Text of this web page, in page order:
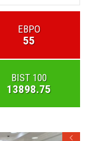
ЕВРО
55
BIST 100
13898.75